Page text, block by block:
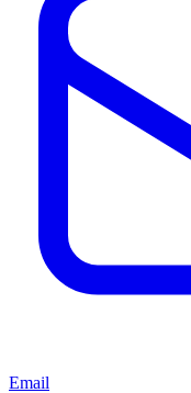
Email